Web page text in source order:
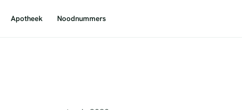
Apotheek Noodnummers